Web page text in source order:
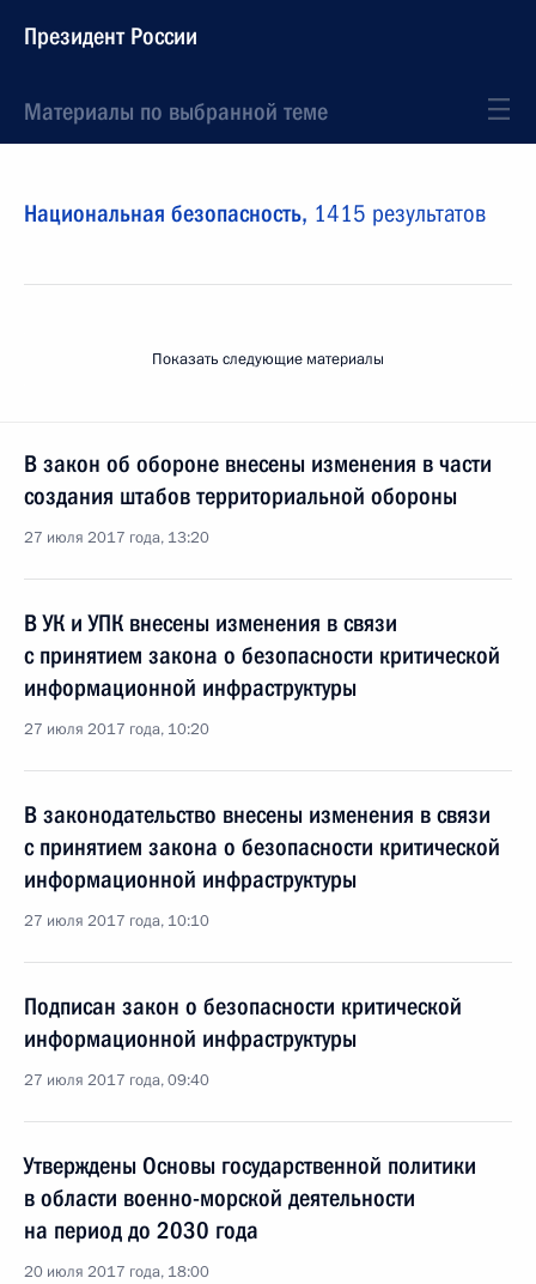
Президент России
Материалы по выбранной теме
Национальная безопасность, 1415 результатов
Показать следующие материалы
В закон об обороне внесены изменения в части
создания штабов территориальной обороны
27 июля 2017 года, 13:20
В УК и УПК внесены изменения в связи
с принятием закона о безопасности критической
информационной инфраструктуры
27 июля 2017 года, 10:20
В законодательство внесены изменения в связи
с принятием закона о безопасности критической
информационной инфраструктуры
27 июля 2017 года, 10:10
Подписан закон о безопасности критической
информационной инфраструктуры
27 июля 2017 года, 09:40
Утверждены Основы государственной политики
в области военно-морской деятельности
на период до 2030 года
20 июля 2017 года, 18:00